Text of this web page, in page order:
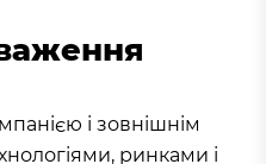
і зовнішнім
ринками і